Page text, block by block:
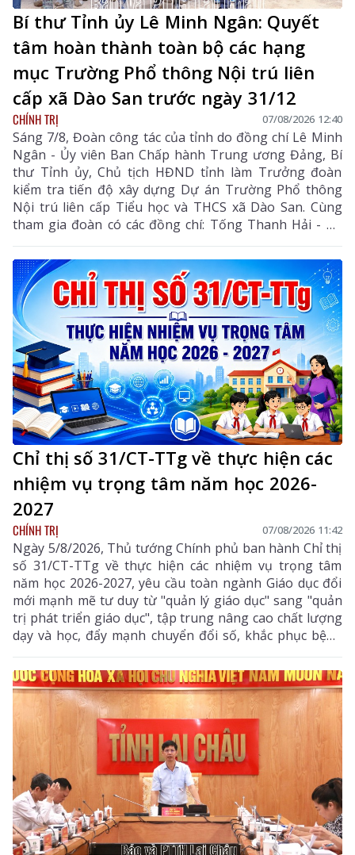
Bí thư Tỉnh ủy Lê Minh Ngân: Quyết
tâm hoàn thành toàn bộ các hạng
mục Trường Phổ thông Nội trú liên
cấp xã Dào San trước ngày 31/12
CHÍNH TRỊ 07/08/2026 12:40
Sáng 7/8, Đoàn công tác của tỉnh do đồng chí Lê Minh
Ngân - Ủy viên Ban Chấp hành Trung ương Đảng, Bí
thư Tỉnh ủy, Chủ tịch HĐND tỉnh làm Trưởng đoàn
kiểm tra tiến độ xây dựng Dự án Trường Phổ thông
Nội trú liên cấp Tiểu học và THCS xã Dào San. Cùng
tham gia đoàn có các đồng chí: Tống Thanh Hải - Uỷ
viên Ban Thường vụ Tỉnh ủy, Phó Chủ tịch Thường
trực UBND tỉnh; Lê Đức Dục - Ủy viên Ban Thường vụ,
Trưởng Ban Tuyên giáo và Dân vận Tỉnh ủy; lãnh đạo
một số sở, ngành liên quan và xã Dào San.
Chỉ thị số 31/CT-TTg về thực hiện các
nhiệm vụ trọng tâm năm học 2026-
2027
CHÍNH TRỊ 07/08/2026 11:42
Ngày 5/8/2026, Thủ tướng Chính phủ ban hành Chỉ thị
số 31/CT-TTg về thực hiện các nhiệm vụ trọng tâm
năm học 2026-2027, yêu cầu toàn ngành Giáo dục đổi
mới mạnh mẽ tư duy từ "quản lý giáo dục" sang "quản
trị phát triển giáo dục", tập trung nâng cao chất lượng
dạy và học, đẩy mạnh chuyển đổi số, khắc phục bệnh
thành tích, bảo đảm đủ giáo viên, trường lớp, cơ sở
vật chất và xây dựng môi trường giáo dục an toàn,
hiện đại, đáp ứng yêu cầu phát triển nguồn nhân lực
chất lượng cao.